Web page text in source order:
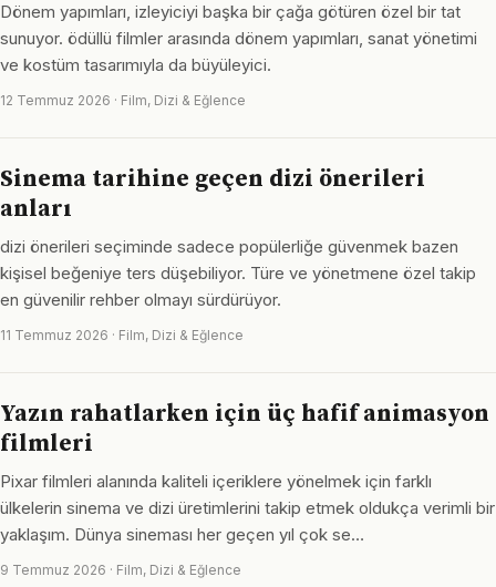
Dönem yapımları, izleyiciyi başka bir çağa götüren özel bir tat
sunuyor. ödüllü filmler arasında dönem yapımları, sanat yönetimi
ve kostüm tasarımıyla da büyüleyici.
12 Temmuz 2026 · Film, Dizi & Eğlence
Sinema tarihine geçen dizi önerileri
anları
dizi önerileri seçiminde sadece popülerliğe güvenmek bazen
kişisel beğeniye ters düşebiliyor. Türe ve yönetmene özel takip
en güvenilir rehber olmayı sürdürüyor.
11 Temmuz 2026 · Film, Dizi & Eğlence
Yazın rahatlarken için üç hafif animasyon
filmleri
Pixar filmleri alanında kaliteli içeriklere yönelmek için farklı
ülkelerin sinema ve dizi üretimlerini takip etmek oldukça verimli bir
yaklaşım. Dünya sineması her geçen yıl çok se…
9 Temmuz 2026 · Film, Dizi & Eğlence